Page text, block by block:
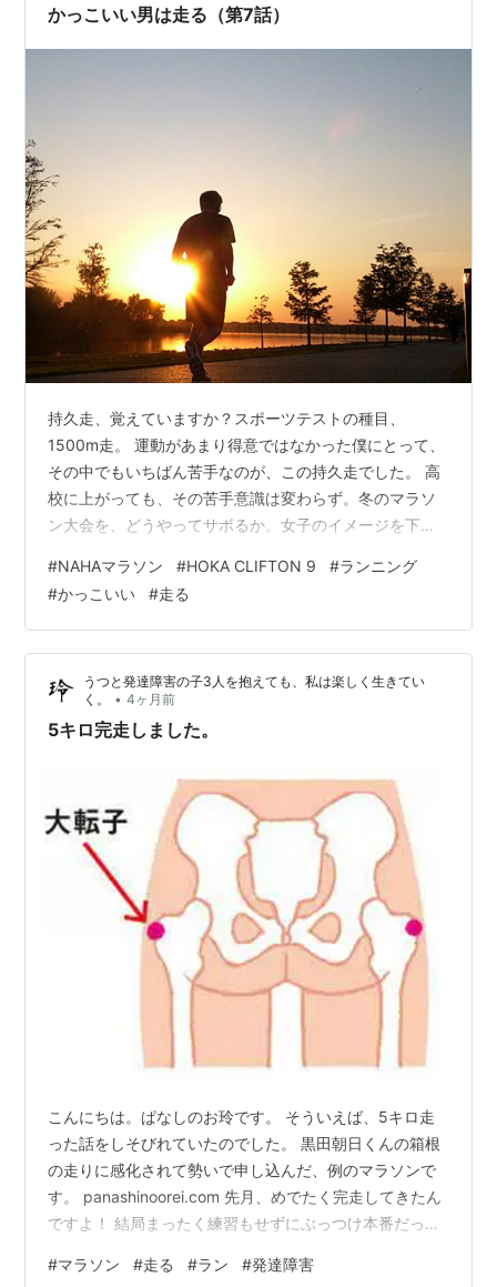
理そうです。来年のお楽しみ。 大人も若者も…
かっこいい男は走る（第7話）
持久走、覚えていますか？スポーツテストの種目、
1500m走。 運動があまり得意ではなかった僕にとって、
その中でもいちばん苦手なのが、この持久走でした。 高
校に上がっても、その苦手意識は変わらず。冬のマラソ
ン大会を、どうやってサボるか。女子のイメージを下げ
と、本気で考えていました。 それくらい、嫌いだったん
です。 大人になってからも同じでした。ジムに通い、筋
トレをして、泳ぐことはあっても、走ることだけは、ず
っと避けてきました。 嫌いですから。笑 転機は、5年ほ
ど前。 あるクライアントの社長との食事の席で、毎年
「NAHAマラソン」に出ているという話に…
#NAHAマラソン #HOKA CLIFTON 9 #ランニング
#かっこいい #走る
うつと発達障害の子3人を抱えても、私は楽しく生きてい
く。
• 4ヶ月前
5キロ完走しました。
こんにちは。ぱなしのお玲です。 そういえば、5キロ走
った話をしそびれていたのでした。 黒田朝日くんの箱根
の走りに感化されて勢いで申し込んだ、例のマラソンで
す。 panashinoorei.com 先月、めでたく完走してきたん
ですよ！ 結局まったく練習もせずにぶっつけ本番だった
く、最後までマイペースで走り切れました。 記録は40分
#マラソン #走る #ラン #発達障害